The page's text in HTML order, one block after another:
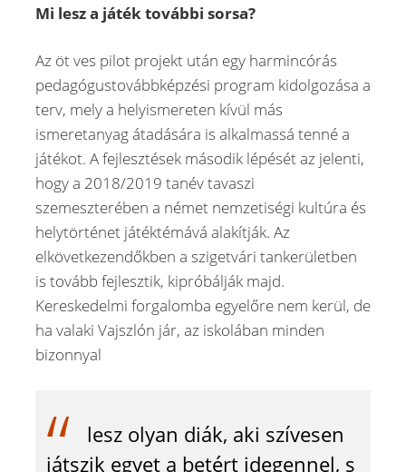
Mi lesz a játék további sorsa?
Az öt ves pilot projekt után egy harmincórás
pedagógustovábbképzési program kidolgozása a
terv, mely a helyismereten kívül más
ismeretanyag átadására is alkalmassá tenné a
játékot. A fejlesztések második lépését az jelenti,
hogy a 2018/2019 tanév tavaszi
szemeszterében a német nemzetiségi kultúra és
helytörténet játéktémává alakítják. Az
elkövetkezendőkben a szigetvári tankerületben
is tovább fejlesztik, kipróbálják majd.
Kereskedelmi forgalomba egyelőre nem kerül, de
ha valaki Vajszlón jár, az iskolában minden
bizonnyal
lesz olyan diák, aki szívesen
játszik egyet a betért idegennel, s